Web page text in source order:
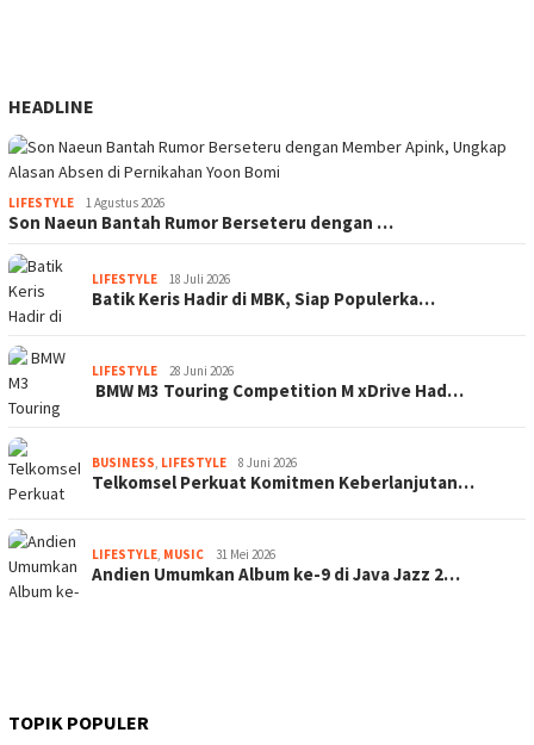
HEADLINE
LIFESTYLE 1 Agustus 2026
Son Naeun Bantah Rumor Berseteru dengan …
LIFESTYLE 18 Juli 2026
Batik Keris Hadir di MBK, Siap Populerka…
LIFESTYLE 28 Juni 2026
BMW M3 Touring Competition M xDrive Had…
BUSINESS, LIFESTYLE 8 Juni 2026
Telkomsel Perkuat Komitmen Keberlanjutan…
LIFESTYLE, MUSIC 31 Mei 2026
Andien Umumkan Album ke-9 di Java Jazz 2…
TOPIK POPULER